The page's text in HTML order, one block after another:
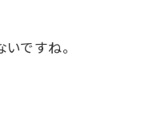
ですね。